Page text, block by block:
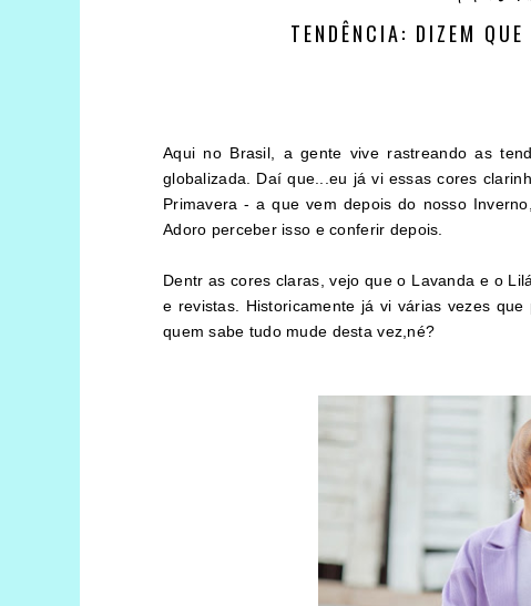
TENDÊNCIA: DIZEM
Aqui no Brasil, a gente vive rastreando as
globalizada. Daí que...eu já vi essas cores
Primavera - a que vem depois do nosso
Adoro perceber isso e conferir depois.
Dentr as cores claras, vejo que o Lavanda e o
e revistas. Historicamente já vi várias vezes
quem sabe tudo mude desta vez,né?